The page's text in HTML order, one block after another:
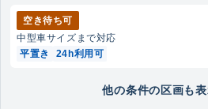
空き待ち可
中型車サイズまで対応
平置き
24h利用可
他の条件の区画も